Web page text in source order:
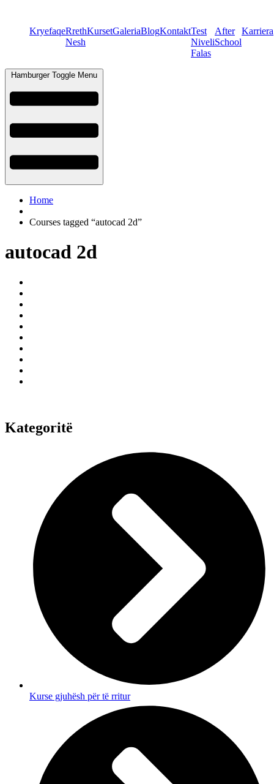
KryefaqeRreth
Nesh
KursetGaleriaBlogKontaktTest
Niveli
Falas
After
School
Karriera
Hamburger Toggle Menu
Home
Courses tagged “autocad 2d”
autocad 2d
Kategoritë
Kurse gjuhësh për të rritur